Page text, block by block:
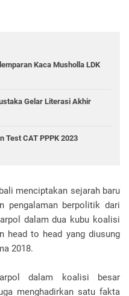
Kaca Musholla LDK
Gelar Literasi Akhir
Test CAT PPPK 2023
menciptakan sejarah baru
pengalaman berpolitik dari
dalam dua kubu koalisi
head to head yang diusung
2018.
dalam koalisi besar
menghadirkan satu fakta